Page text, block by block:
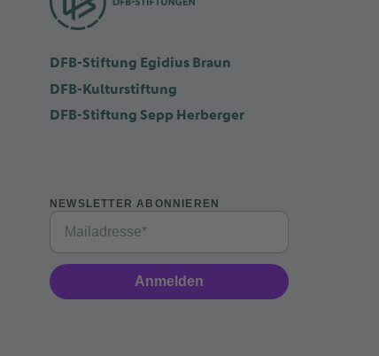
DFB-Stiftung Egidius Braun
DFB-Kulturstiftung
DFB-Stiftung Sepp Herberger
NEWSLETTER ABONNIEREN
Anmelden